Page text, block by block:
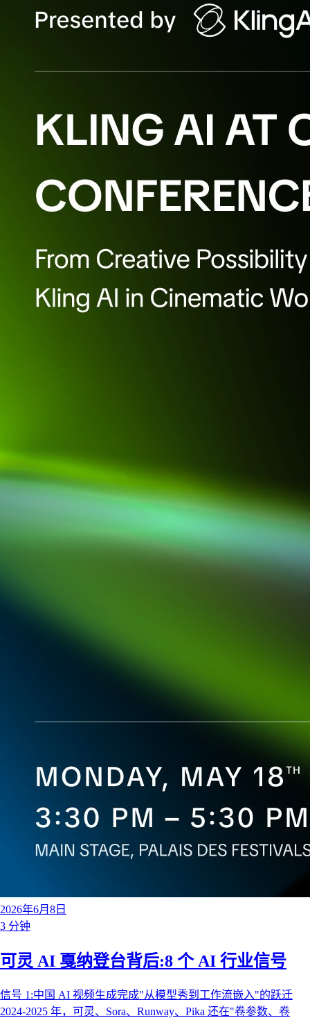
2026年6月8日
3 分钟
可灵 AI 戛纳登台背后:8 个 AI 行业信号
信号 1:中国 AI 视频生成完成"从模型秀到工作流嵌入"的跃迁
2024-2025 年，可灵、Sora、Runway、Pika 还在"卷参数、卷